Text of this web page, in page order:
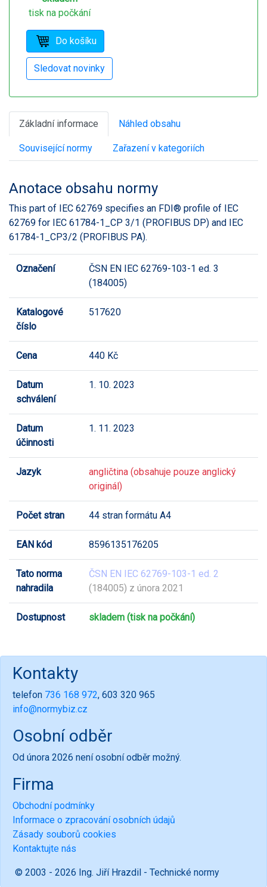
tisk na počkání
Základní informace Náhled obsahu
Související normy Zařazení v kategoriích
Anotace obsahu normy
This part of IEC 62769 specifies an FDI® profile of IEC
62769 for IEC 61784-1_CP 3/1 (PROFIBUS DP) and IEC
61784-1_CP3/2 (PROFIBUS PA).
Označení
ČSN EN IEC 62769-103-1 ed. 3
(184005)
Katalogové
číslo
517620
Cena 440 Kč
Datum
schválení
1. 10. 2023
Datum
účinnosti
1. 11. 2023
Jazyk
angličtina (obsahuje pouze anglický
originál)
Počet stran 44 stran formátu A4
EAN kód 8596135176205
Tato norma
nahradila
ČSN EN IEC 62769-103-1 ed. 2
(184005) z února 2021
Dostupnost skladem (tisk na počkání)
Kontakty
telefon 736 168 972, 603 320 965
info@normybiz.cz
Osobní odběr
Od února 2026 není osobní odběr možný.
Firma
Obchodní podmínky
Informace o zpracování osobních údajů
Zásady souborů cookies
Kontaktujte nás
© 2003 - 2026 Ing. Jiří Hrazdil - Technické normy